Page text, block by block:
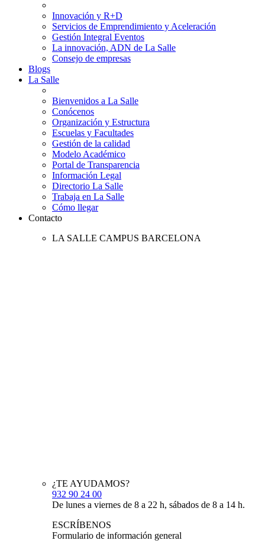
Innovación y R+D
Servicios de Emprendimiento y Aceleración
Gestión Integral Eventos
La innovación, ADN de La Salle
Consejo de empresas
Blogs
La Salle
Bienvenidos a La Salle
Conócenos
Organización y Estructura
Escuelas y Facultades
Gestión de la calidad
Modelo Académico
Portal de Transparencia
Información Legal
Directorio La Salle
Trabaja en La Salle
Cómo llegar
Contacto
LA SALLE CAMPUS BARCELONA
¿TE AYUDAMOS?
932 90 24 00
De lunes a viernes de 8 a 22 h, sábados de 8 a 14 h.
ESCRÍBENOS
Formulario de información general